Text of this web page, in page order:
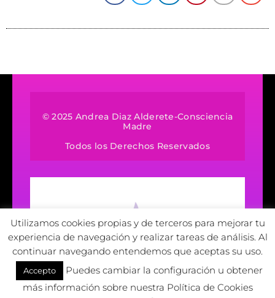
© 2025 Andrea Diaz Alderete-Consciencia
Madre
Todos los Derechos Reservados
Utilizamos cookies propias y de terceros para mejorar tu
experiencia de navegación y realizar tareas de análisis. Al
continuar navegando entendemos que aceptas su uso.
Accepto
Puedes cambiar la configuración u obtener
más información sobre nuestra Política de Cookies